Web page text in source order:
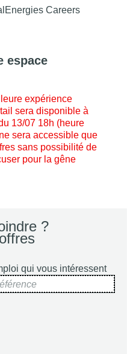
espace
expérience
sera disponible à
13/07 18h (heure
sera accessible que
sans possibilité de
pour la gêne
?
qui vous intéressent